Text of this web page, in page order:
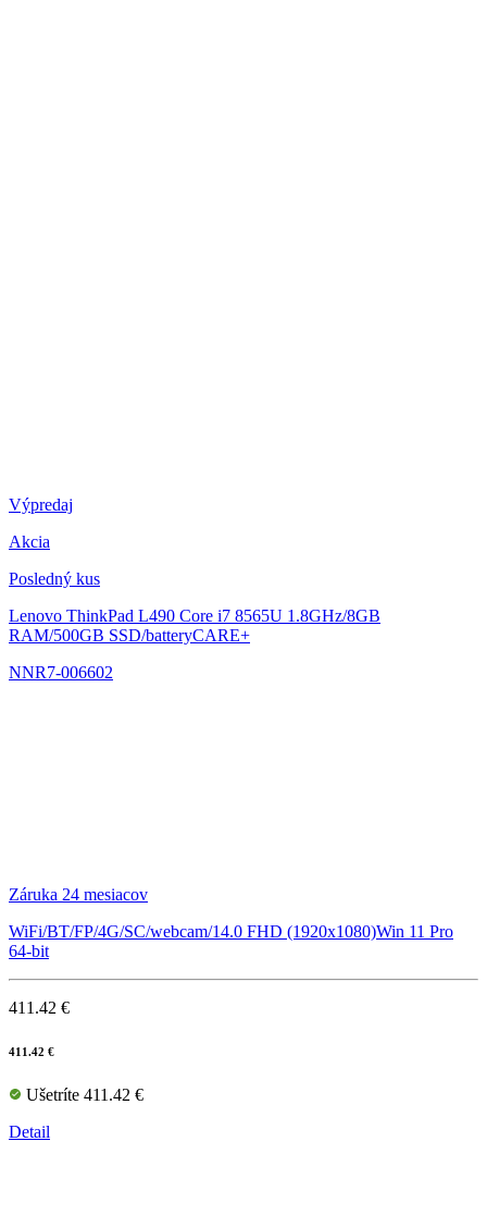
Výpredaj
Akcia
Posledný kus
Lenovo ThinkPad L490 Core i7 8565U 1.8GHz/8GB
RAM/500GB SSD/batteryCARE+
NNR7-006602
Záruka 24 mesiacov
WiFi/BT/FP/4G/SC/webcam/14.0 FHD (1920x1080)Win 11 Pro
64-bit
411.42 €
411.42 €
Ušetríte 411.42 €
Detail